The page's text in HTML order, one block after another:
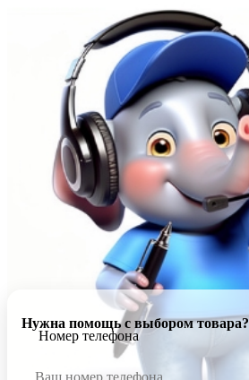
Нужна помощь с выбором товара?
Номер телефона